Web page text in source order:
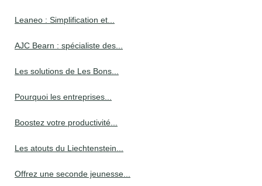
Leaneo : Simplification et...
AJC Bearn : spécialiste des...
Les solutions de Les Bons...
Pourquoi les entreprises...
Boostez votre productivité...
Les atouts du Liechtenstein...
Offrez une seconde jeunesse...